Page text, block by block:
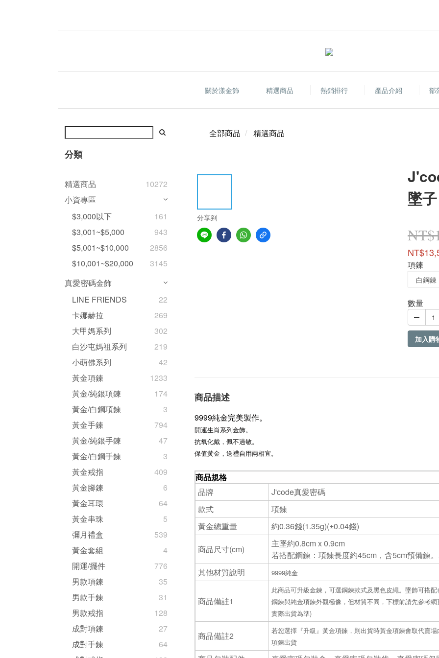
關於漾金飾 精選商品 熱銷排行 產品介紹 部
分類
精選商品
10272
小資專區
$3,000以下
161
$3,001~$5,000
943
$5,001~$10,000
2856
$10,001~$20,000
3145
真愛密碼金飾
LINE FRIENDS
22
卡娜赫拉
269
大甲媽系列
302
白沙屯媽祖系列
219
小萌佛系列
42
黃金項鍊
1233
黃金/純銀項鍊
174
黃金/白鋼項鍊
3
黃金手鍊
794
黃金/純銀手鍊
47
黃金/白鋼手鍊
3
黃金戒指
409
黃金腳鍊
6
黃金耳環
64
黃金串珠
5
彌月禮盒
539
黃金套組
4
開運/擺件
776
男款項鍊
35
男款手鍊
31
男款戒指
128
成對項鍊
27
成對手鍊
64
全部商品 精選商品
分享到
墜
項鍊
數量
加入購
商品描述
9999純金完美製作。
開運生肖系列金飾。
抗氧化戴 ，佩不過敏。
保值黃金，送禮自用兩相宜。
商品規格
品牌
J'code真愛密碼
款式
項鍊
黃金總重量
約0.36錢(1.35g)(±0.04錢)
商品尺寸(cm)
主墜約0.8cm x 0.9cm
若搭配鋼鍊：項鍊長度約45cm，含5cm預備鍊
其他材質說明
9999純金
商品備註1
此商品可升級金鍊，可選鋼鍊款式及黑色皮繩。墜飾可搭
鋼鍊與純金項鍊外觀極像，但材質不同，下標前請先參考
實際出貨為準)
商品備註2
若您選擇『升級』黃金項鍊，則出貨時黃金項鍊會取代賣
項鍊出貨